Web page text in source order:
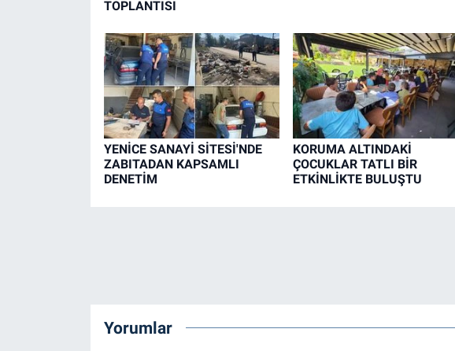
TOPLANTISI
YENİCE SANAYİ SİTESİ'NDE
ZABITADAN KAPSAMLI
DENETİM
KORUMA ALTINDAKİ
ÇOCUKLAR TATLI BİR
ETKİNLİKTE BULUŞTU
Yorumlar